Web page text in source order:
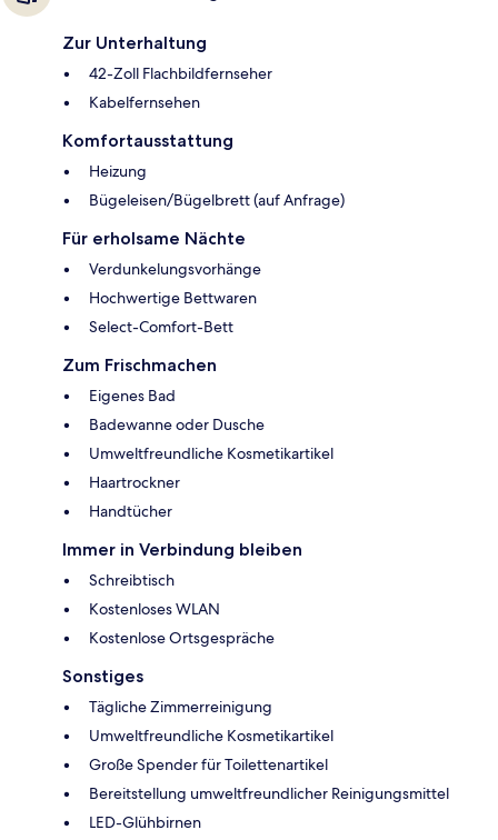
Zur Unterhaltung
42-Zoll Flachbildfernseher
Kabelfernsehen
Komfortausstattung
Heizung
Bügeleisen/Bügelbrett (auf Anfrage)
Für erholsame Nächte
Verdunkelungsvorhänge
Hochwertige Bettwaren
Select-Comfort-Bett
Zum Frischmachen
Eigenes Bad
Badewanne oder Dusche
Umweltfreundliche Kosmetikartikel
Haartrockner
Handtücher
Immer in Verbindung bleiben
Schreibtisch
Kostenloses WLAN
Kostenlose Ortsgespräche
Sonstiges
Tägliche Zimmerreinigung
Umweltfreundliche Kosmetikartikel
Große Spender für Toilettenartikel
Bereitstellung umweltfreundlicher Reinigungsmittel
LED-Glühbirnen